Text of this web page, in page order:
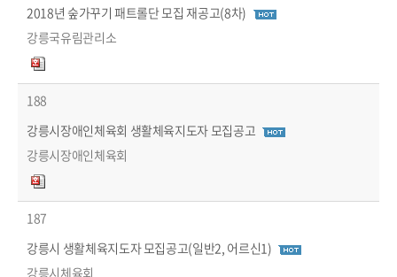
2018년 숲가꾸기 패트롤단 모집 재공고(8차)
강릉국유림관리소
188
강릉시장애인체육회 생활체육지도자 모집공고
강릉시장애인체육회
187
강릉시 생활체육지도자 모집공고(일반2, 어르신1)
강릉시체육회